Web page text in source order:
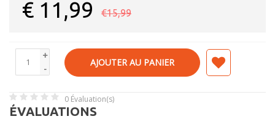
€ 11,99 €15,99
+
-
AJOUTER AU PANIER
0 Évaluation(s)
ÉVALUATIONS